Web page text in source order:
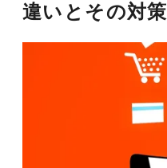
違いとその対策